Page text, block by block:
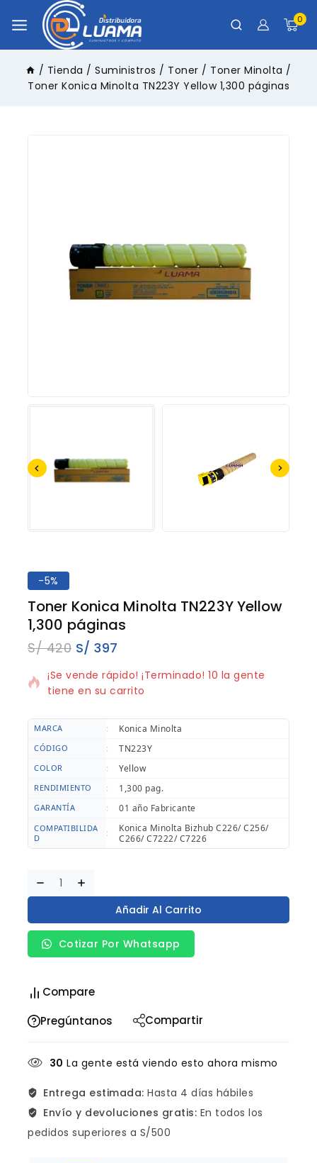
0
/ Tienda / Suministros / Toner / Toner Minolta /
Toner Konica Minolta TN223Y Yellow 1,300 páginas
-5%
Toner Konica Minolta TN223Y Yellow
1,300 páginas
S/420 S/ 397
5 productos vendidos en los últimos 10 horas
¡Se vende rápido! ¡Terminado! 10 la gente
tiene en su carrito
MARCA : Konica Minolta
CÓDIGO : TN223Y
COLOR : Yellow
RENDIMIENTO : 1,300 pag.
GARANTÍA : 01 año Fabricante
COMPATIBILIDA
D
:
Konica Minolta Bizhub C226/ C256/
C266/ C7222/ C7226
Añadir Al Carrito
Cotizar Por Whatsapp
Compare
Pregúntanos
Compartir
30 La gente está viendo esto ahora mismo
Entrega estimada: Hasta 4 días hábiles
Envío y devoluciones gratis: En todos los
pedidos superiores a S/500